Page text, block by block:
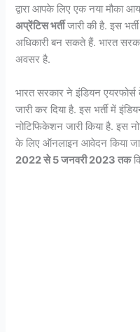
द्वारा आपके लिए एक नया मौका
अप्रेंटिस भर्तीजारी की है. इस
अधिकारी बन सकते हैं. भारत
अवसर है.
भारत सरकार ने इंडियन एयरफोर्स
जारी कर दिया है. इस भर्ती में
नोटिफिकेशन जारी किया है. इस
के लिए ऑनलाइन आवेदन किया
2022 से 5 जनवरी 2023 तक